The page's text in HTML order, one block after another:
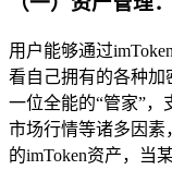
用户能够通过
看自己拥有的各种加
一位全能的“管家”
市场行情等诸多因素
的imToken资产，当